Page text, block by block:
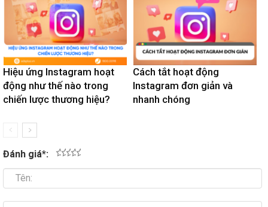
Hiệu ứng Instagram hoạt
động như thế nào trong
chiến lược thương hiệu?
Cách tắt hoạt động
Instagram đơn giản và
nhanh chóng
Đánh giá*: